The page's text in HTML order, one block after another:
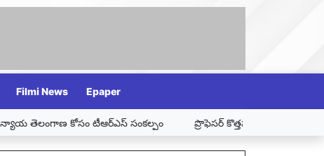
Filmi News Epaper
సంకల్పం ప్రొఫెసర్ కొత్తపల్లి జయశంకర్ ఆశయ సాధనే ఆయనకు నిజమైన